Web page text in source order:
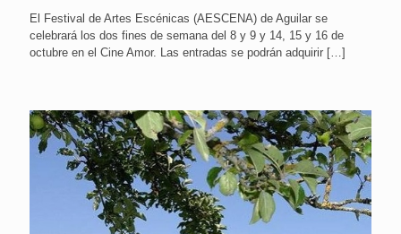
El Festival de Artes Escénicas (AESCENA) de Aguilar se
celebrará los dos fines de semana del 8 y 9 y 14, 15 y 16 de
octubre en el Cine Amor. Las entradas se podrán adquirir […]